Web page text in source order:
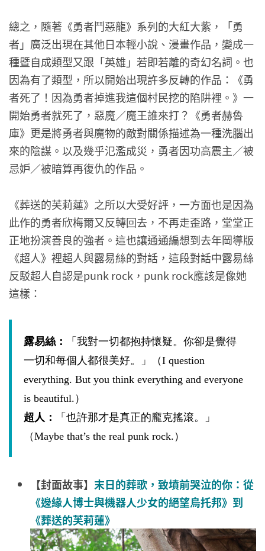
總之，隨著《勇者鬥惡龍》系列的大紅大紫，「勇
者」廣泛出現在其他日本輕小說、漫畫作品，變成一
種暨自成類型又跟「英雄」若即若離的奇幻名詞。也
因為有了類型，所以開始出現許多反轉的作品：《勇
者死了！因為勇者掉進我這個村民挖的陷阱裡。》一
開始勇者就死了，惡魔／魔王誰來打？《勇者赫魯
庫》更是將勇者與魔物的敵對關係描述為一種洗腦出
來的陰謀。以及幾乎氾濫成災，勇者因功高震主／被
忌妒／被暗算再復仇的作品。
《葬送的芙莉蓮》之所以大受好評，一方面也是因為
此作的勇者欣梅爾又反轉回去，不再走歪路，堂堂正
正地扮演善良的強者。這也讓通通編想到去年岡導版
《超人》裡超人與露易絲的對話，這段對話中露易絲
反駁超人自認是punk rock，punk rock應該是像她
這樣：
露易絲：
「我對一切都抱持懷疑。你卻是覺得
一切和每個人都很美好。」
（I question
everything. But you think everything and everyone
is beautiful.）
超人：
「也許那才是真正的龐克搖滾。」
（Maybe that’s the real punk rock.）
【封面故事】 末日的葬歌，致墳前哭泣的你：從
《邊緣人博士與機器人少女的絕望烏托邦》到
《葬送的芙莉蓮》